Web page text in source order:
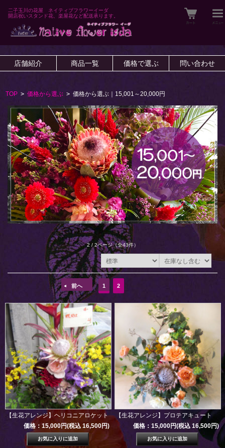
二子玉川の花屋 ネイティブフラワーイーダ
開店祝いスタンド花、楽屋花など配送承ります。
店舗紹介 商品一覧 価格で選ぶ 問い合わせ
TOP > 価格から選ぶ > 価格から選ぶ｜15,001～20,000円
2 / 2ページ（全43件）
前へ 1 2
【生花アレンジ】ヘリコニアロケット
価格：15,000円(税込 16,500円)
【生花アレンジ】プロテアキュート
価格：15,000円(税込 16,500円)